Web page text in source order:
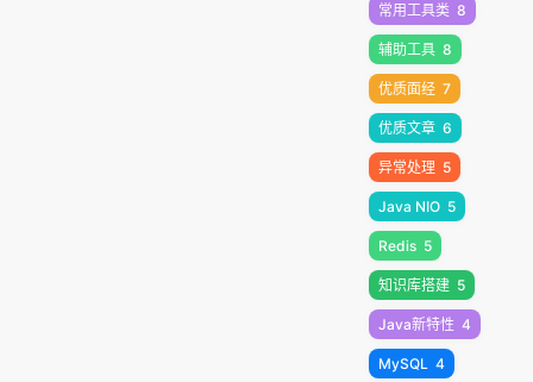
常用工具类 8
辅助工具 8
优质面经 7
优质文章 6
异常处理 5
Java NIO 5
Redis 5
知识库搭建 5
Java新特性 4
MySQL 4